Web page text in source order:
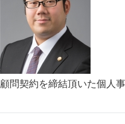
顧問契約を締結頂いた個人